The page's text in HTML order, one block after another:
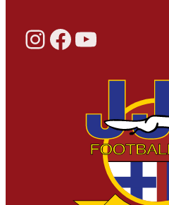
InstagramFacebook YouTube